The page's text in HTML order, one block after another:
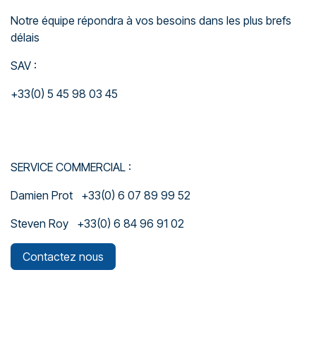
Notre équipe répondra à vos besoins dans les plus brefs
délais
SAV :
+33(0) 5 45 98 03 45
SERVICE COMMERCIAL :
Damien Prot +33(0) 6 07 89 99 52
Steven Roy +33(0) 6 84 96 91 02
Contactez nous